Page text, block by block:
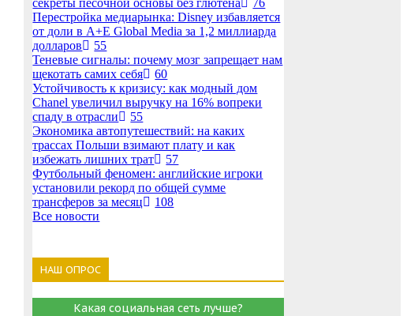
секреты песочной основы без глютена
76
Перестройка медиарынка: Disney избавляется
от доли в A+E Global Media за 1,2 миллиарда
долларов
55
Теневые сигналы: почему мозг запрещает нам
щекотать самих себя
60
Устойчивость к кризису: как модный дом
Chanel увеличил выручку на 16% вопреки
спаду в отрасли
55
Экономика автопутешествий: на каких
трассах Польши взимают плату и как
избежать лишних трат
57
Футбольный феномен: английские игроки
установили рекорд по общей сумме
трансферов за месяц
108
Все новости
НАШ ОПРОС
Какая социальная сеть лучше?